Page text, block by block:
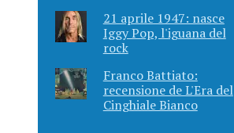
21 aprile 1947: nasce
Iggy Pop, l'iguana del
rock
Franco Battiato:
recensione de L'Era del
Cinghiale Bianco